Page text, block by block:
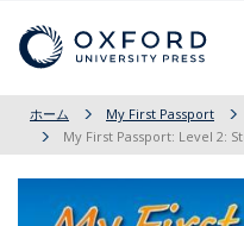
ホーム My First Passport
My First Passport: Level 2: